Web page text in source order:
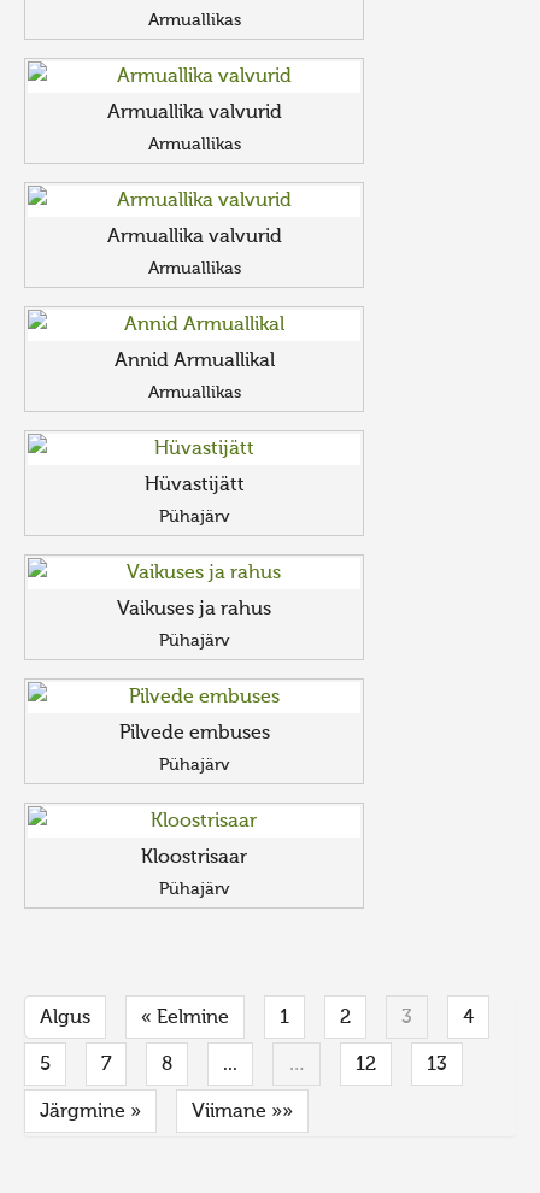
Armuallikas
Armuallika valvurid
Armuallikas
Armuallika valvurid
Armuallikas
Annid Armuallikal
Armuallikas
Hüvastijätt
Pühajärv
Vaikuses ja rahus
Pühajärv
Pilvede embuses
Pühajärv
Kloostrisaar
Pühajärv
Algus « Eelmine 1 2 3 4
5 7 8 ... … 12 13
Järgmine » Viimane »»